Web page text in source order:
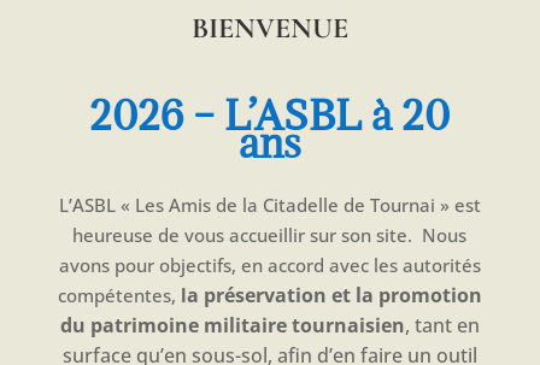
BIENVENUE
2026 – L’ASBL à 20
ans
L’ASBL « Les Amis de la Citadelle de Tournai » est
heureuse de vous accueillir surson site. Nous
avons pour objectifs, en accord avec les autorités
compétentes, la préservation et la promotion
du patrimoine militaire tournaisien, tant en
surface qu’en sous-sol, afin d’en faire un outil